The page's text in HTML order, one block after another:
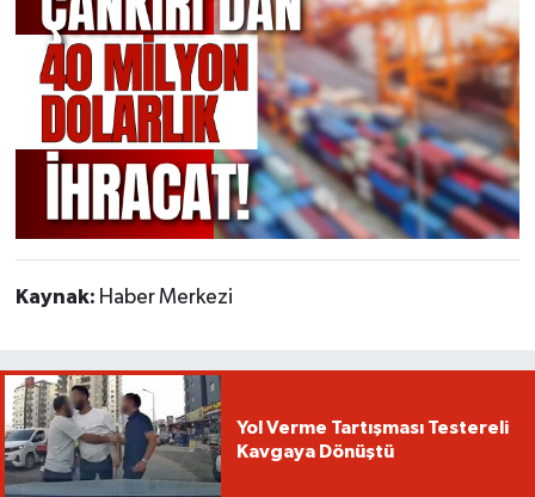
Kaynak: Haber Merkezi
Yol Verme Tartışması Testereli
Kavgaya Dönüştü